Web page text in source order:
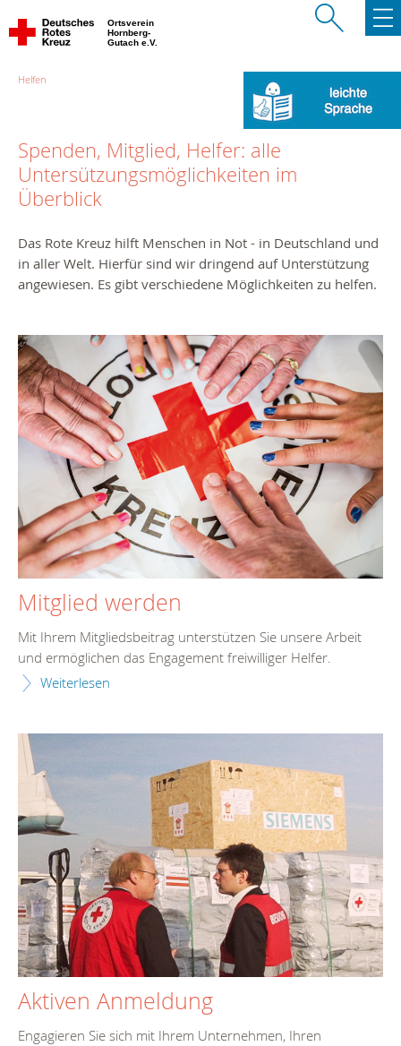
Ortsverein
Hornberg-
Gutach e.V.
Helfen
Spenden, Mitglied, Helfer: alle
Untersützungsmöglichkeiten im
Überblick
Das Rote Kreuz hilft Menschen in Not - in Deutschland und
in aller Welt. Hierfür sind wir dringend auf Unterstützung
angewiesen. Es gibt verschiedene Möglichkeiten zu helfen.
Mitglied werden
Mit Ihrem Mitgliedsbeitrag unterstützen Sie unsere Arbeit
und ermöglichen das Engagement freiwilliger Helfer.
Weiterlesen
Aktiven Anmeldung
Engagieren Sie sich mit Ihrem Unternehmen, Ihren